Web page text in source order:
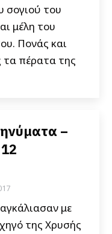
σογιού του
μέλη του
Πονάς και
τα πέρατα της
–
με
της Χρυσής